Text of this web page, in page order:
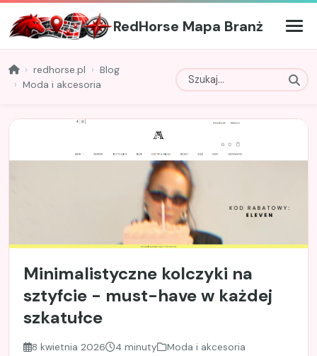
RedHorse Mapa Branż
redhorse.pl
Blog
Moda i akcesoria
Minimalistyczne kolczyki na
sztyfcie - must-have w każdej
szkatułce
8 kwietnia 2026 4 minuty Moda i akcesoria